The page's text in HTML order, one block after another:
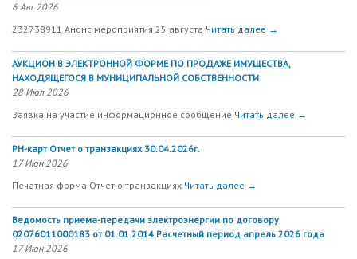
6 Авг 2026
232738911 Анонс мероприятия 25 августа Читать далее →
АУКЦИОН В ЭЛЕКТРОННОЙ ФОРМЕ ПО ПРОДАЖЕ ИМУЩЕСТВА,
НАХОДЯЩЕГОСЯ В МУНИЦИПАЛЬНОЙ СОБСТВЕННОСТИ
28 Июл 2026
Заявка на участие информационное сообщение Читать далее →
РН-карт Отчет о транзакциях 30.04.2026г.
17 Июн 2026
Печатная форма Отчет о транзакциях Читать далее →
Ведомость приема-передачи электроэнергии по договору
02076011000183 от 01.01.2014 Расчетный период апрель 2026 года
17 Июн 2026